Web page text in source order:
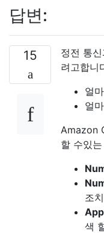
답변:
15
정전 통
려고합니
얼
얼
Amazon
할 수있는
조
색